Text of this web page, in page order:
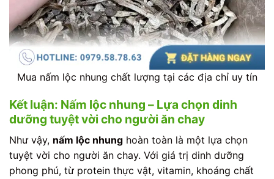
Mua nấm lộc nhung chất lượng tại các địa chỉ uy tín
Kết luận: Nấm lộc nhung – Lựa chọn dinh
dưỡng tuyệt vời cho người ăn chay
Như vậy, nấm lộc nhung hoàn toàn là một lựa chọn
tuyệt vời cho người ăn chay. Với giá trị dinh dưỡng
phong phú, từ protein thực vật, vitamin, khoáng chất